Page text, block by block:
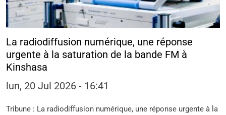
La radiodiffusion numérique, une réponse
urgente à la saturation de la bande FM à
Kinshasa
lun, 20 Jul 2026 - 16:41
Tribune : La radiodiffusion numérique, une réponse urgente à la